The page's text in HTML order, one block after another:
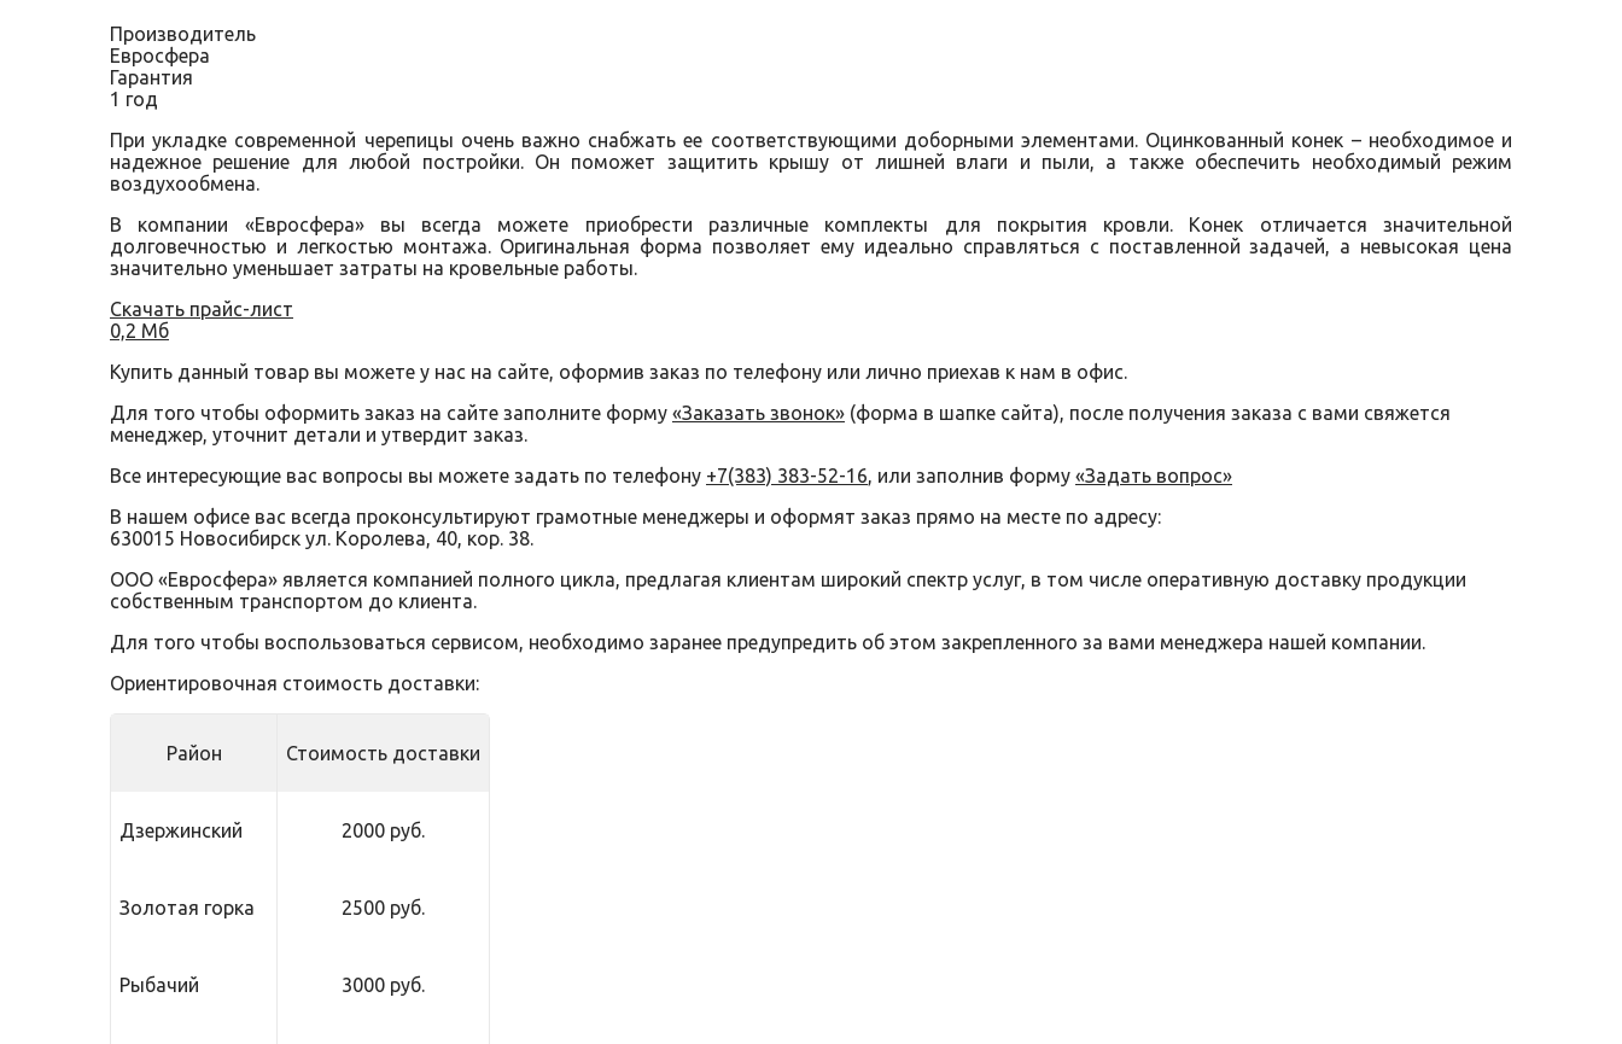
Производитель
Евросфера
Гарантия
1 год
При укладке современной черепицы очень важно снабжать ее соответствующими доборными элементами. Оцинкованный конек – необходимое и
надежное решение для любой постройки. Он поможет защитить крышу от лишней влаги и пыли, а также обеспечить необходимый режим
воздухообмена.
В компании «Евросфера» вы всегда можете приобрести различные комплекты для покрытия кровли. Конек отличается значительной
долговечностью и легкостью монтажа. Оригинальная форма позволяет ему идеально справляться с поставленной задачей, а невысокая цена
значительно уменьшает затраты на кровельные работы.
Скачать прайс-лист
0,2 Мб
Купить данный товар вы можете у нас на сайте, оформив заказ по телефону или лично приехав к нам в офис.
Для того чтобы оформить заказ на сайте заполните форму «Заказать звонок» (форма в шапке сайта), после получения заказа с вами свяжется
менеджер, уточнит детали и утвердит заказ.
Все интересующие вас вопросы вы можете задать по телефону +7(383) 383-52-16, или заполнив форму «Задать вопрос»
В нашем офисе вас всегда проконсультируют грамотные менеджеры и оформят заказ прямо на месте по адресу:
630015 Новосибирск ул. Королева, 40, кор. 38.
ООО «Евросфера» является компанией полного цикла, предлагая клиентам широкий спектр услуг, в том числе оперативную доставку продукции
собственным транспортом до клиента.
Для того чтобы воспользоваться сервисом, необходимо заранее предупредить об этом закрепленного за вами менеджера нашей компании.
Ориентировочная стоимость доставки:
Район Стоимость доставки
Дзержинский 2000 руб.
Золотая горка 2500 руб.
Рыбачий 3000 руб.